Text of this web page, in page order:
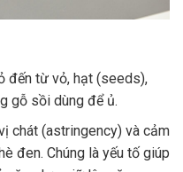
đến từ vỏ, hạt (seeds),
gỗ sồi dùng để ủ.
chát (astringency) và cảm
đen. Chúng là yếu tố giúp